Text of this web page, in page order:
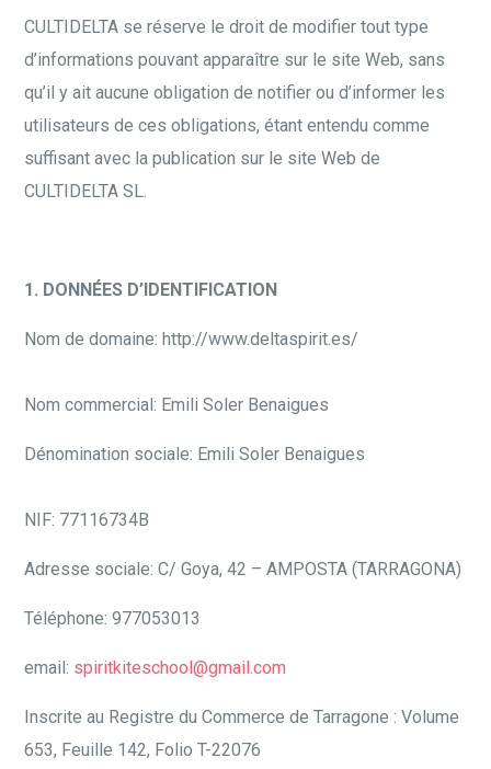
CULTIDELTA se réserve le droit de modifier tout type
d’informations pouvant apparaître sur le site Web, sans
qu’il y ait aucune obligation de notifier ou d’informer les
utilisateurs de ces obligations, étant entendu comme
suffisant avec la publication sur le site Web de
CULTIDELTA SL.
1. DONNÉES D’IDENTIFICATION
Nom de domaine: http://www.deltaspirit.es/
Nom commercial: Emili Soler Benaigues
Dénomination sociale: Emili Soler Benaigues
NIF: 77116734B
Adresse sociale: C/ Goya, 42 – AMPOSTA (TARRAGONA)
Téléphone: 977053013
email: spiritkiteschool@gmail.com
Inscrite au Registre du Commerce de Tarragone : Volume
653, Feuille 142, Folio T-22076